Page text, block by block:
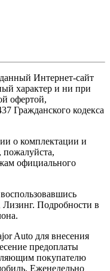
Интернет-сайт
характер и ни при
офертой,
Гражданского кодекса
о комплектации и
пожалуйста,
официального
Подробности в
Auto для внесения
предоплаты
покупателю
Еженедельно